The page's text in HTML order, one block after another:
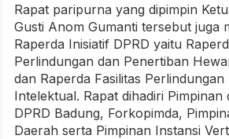
Rapat paripurna yang dipimpin
Gusti Anom Gumanti tersebut juga
Raperda Inisiatif DPRD yaitu
Perlindungan dan Penertiban
dan Raperda Fasilitas Perlindungan
Intelektual. Rapat dihadiri Pimpinan
DPRD Badung, Forkopimda,
Daerah serta Pimpinan Instansi